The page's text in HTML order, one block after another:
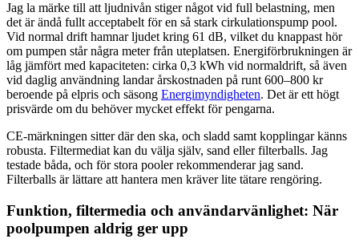
Jag la märke till att ljudnivån stiger något vid full belastning, men
det är ändå fullt acceptabelt för en så stark cirkulationspump pool.
Vid normal drift hamnar ljudet kring 61 dB, vilket du knappast hör
om pumpen står några meter från uteplatsen. Energiförbrukningen är
låg jämfört med kapaciteten: cirka 0,3 kWh vid normaldrift, så även
vid daglig användning landar årskostnaden på runt 600–800 kr
beroende på elpris och säsong Energimyndigheten. Det är ett högt
prisvärde om du behöver mycket effekt för pengarna.
CE-märkningen sitter där den ska, och sladd samt kopplingar känns
robusta. Filtermediat kan du välja själv, sand eller filterballs. Jag
testade båda, och för stora pooler rekommenderar jag sand.
Filterballs är lättare att hantera men kräver lite tätare rengöring.
Funktion, filtermedia och användarvänlighet: När
poolpumpen aldrig ger upp